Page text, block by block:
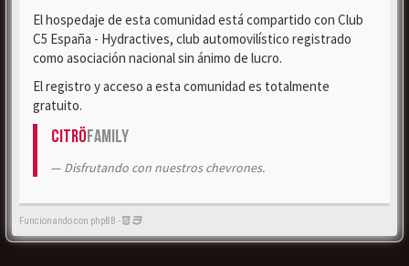
El hospedaje de esta comunidad está compartido con Club
C5 España - Hydractives, club automovilístico registrado
como asociación nacional sin ánimo de lucro.
El registro y acceso a esta comunidad es totalmente
gratuito.
CitröFamily
Disfrutando con nuestros chevrones.
Funcionando con phpBB -